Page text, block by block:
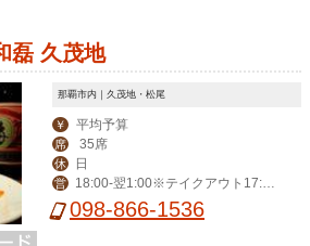
磊 久茂地
那覇市内｜久茂地・松尾
￥ 平均予算
席 35席
休 日
営
18:00-翌1:00※テイクアウト17:30
-20:30(受取21:00まで)
098-866-1536